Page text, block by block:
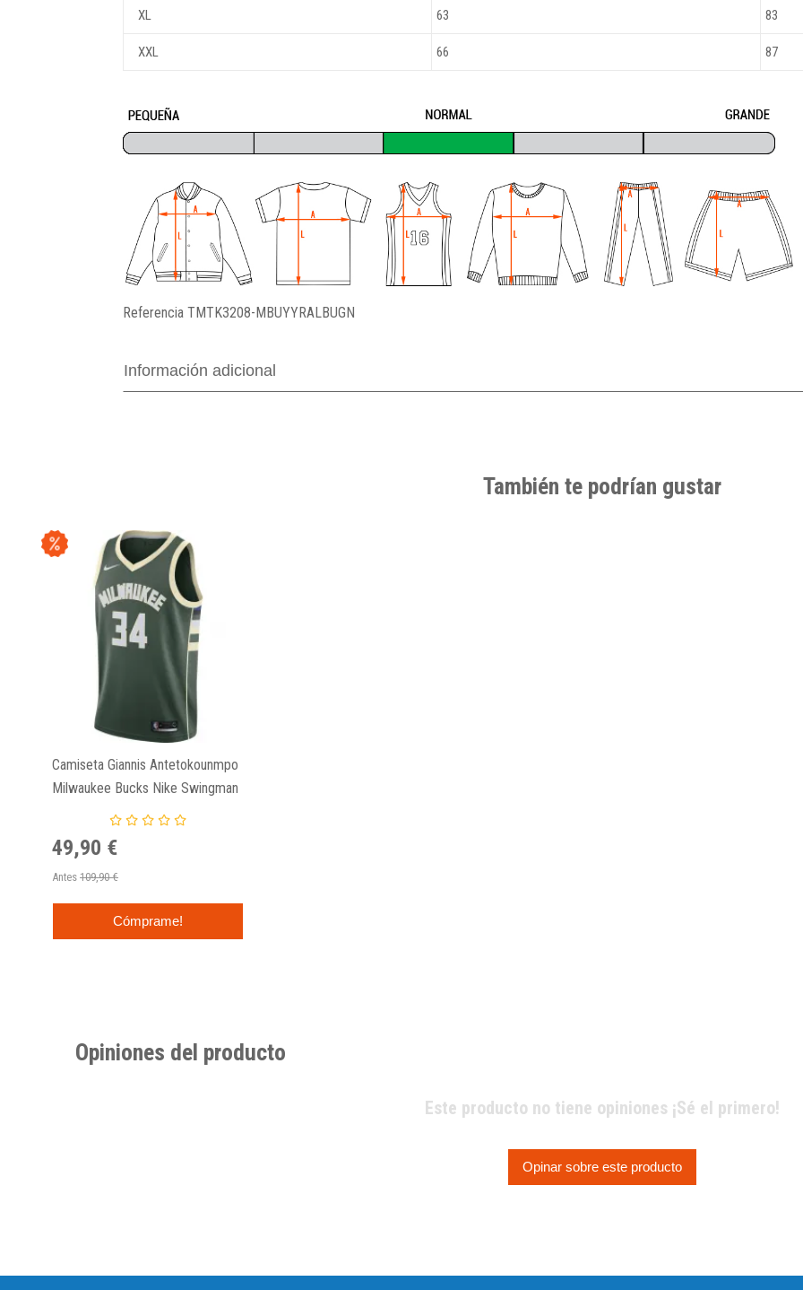
XL 63 83
XXL 66 87
Referencia TMTK3208-MBUYYRALBUGN
Información adicional
También te podrían gustar
Camiseta Giannis Antetokounmpo
Milwaukee Bucks Nike Swingman
Icon Edition
49,90 €
Antes 109,90 €
Cómprame!
Opiniones del producto
Este producto no tiene opiniones ¡Sé el primero!
Opinar sobre este producto